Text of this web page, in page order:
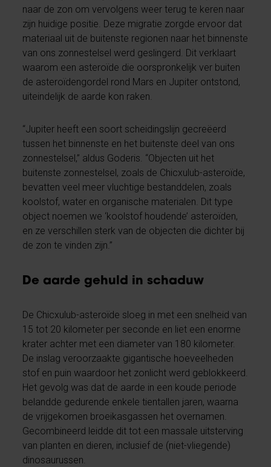
naar de zon om vervolgens weer terug te keren naar
zijn huidige positie. Deze migratie zorgde ervoor dat
materiaal uit de buitenste regionen naar het binnenste
van ons zonnestelsel werd geslingerd. Dit verklaart
waarom een asteroïde die oorspronkelijk ver buiten
de asteroïdengordel rond Mars en Jupiter ontstond,
uiteindelijk de aarde kon raken.
“Jupiter heeft een soort scheidingslijn gecreëerd
tussen het binnenste en het buitenste deel van ons
zonnestelsel,” aldus Goderis. “Objecten uit het
buitenste zonnestelsel, zoals de Chicxulub-asteroïde,
bevatten veel meer vluchtige bestanddelen, zoals
koolstof, water en organische materialen. Dit type
object noemen we ‘koolstof houdende’ asteroïden,
en ze verschillen sterk van de objecten die dichter bij
de zon te vinden zijn.”
De aarde gehuld in schaduw
De Chicxulub-asteroïde sloeg in met een snelheid van
15 tot 20 kilometer per seconde en liet een enorme
krater achter met een diameter van 180 kilometer.
De inslag veroorzaakte gigantische hoeveelheden
stof en puin waardoor het zonlicht werd geblokkeerd.
Het gevolg was dat de aarde in een koude periode
belandde gedurende enkele tientallen jaren, waarna
de vrijgekomen broeikasgassen het overnamen.
Gecombineerd leidde dit tot een massale uitsterving
van planten en dieren, inclusief de (niet-vliegende)
dinosaurussen.